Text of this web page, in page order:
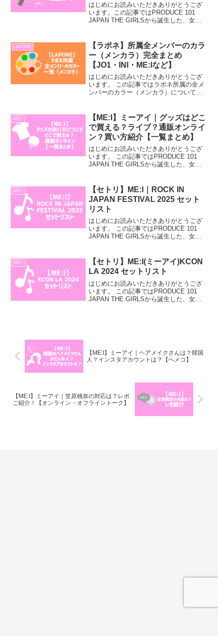
はじめにお読みいただきありがとうござ
います。この記事ではPRODUCE 101
JAPAN THE GIRLSから誕生した、女性
紹介していきます。・ME:Iのペンラ...
LAPONE
【ラポネ】所属全メンバーのカラ
ー（メンカラ）完全まとめ
【JO1・INI・ME:Iなど】
はじめにお読みいただきありがとうござ
います。 この記事ではラポネ所属の全メ
ンバーのカラー（メンカラ）についてご
所属の全メンバーの同じメンカラの人を
知りたい！という方は是...
ME:I
【ME:I】ミーアイ｜グッズはどこ
で買える？ライブ？通販オンライ
ン？買い方紹介【一覧まとめ】
はじめにお読みいただきありがとうござ
います。 この記事ではPRODUCE 101
JAPAN THE GIRLSから誕生した、女性
【一覧まとめ】についてご紹介してい...
ME:I
【セトリ】ME:I｜ROCK IN
JAPAN FESTIVAL 2025 セット
リスト
はじめにお読みいただきありがとうござ
います。 この記事ではPRODUCE 101
JAPAN THE GIRLSから誕生した、女性
ついてご紹...
ME:I
【セトリ】ME:I(ミーアイ)KCON
LA 2024 セットリスト
はじめにお読みいただきありがとうござ
います。 この記事ではPRODUCE 101
JAPAN THE GIRLSから誕生した、女性
【ME:I】ミーアイ｜ヘアメイクさんは？韓国
人？インスタアカウントは？【ヘメコ】
【ME:I】ミーアイ｜笠原桃奈の対応は？レポ
ご紹介！【オンライン・オフライントーク】